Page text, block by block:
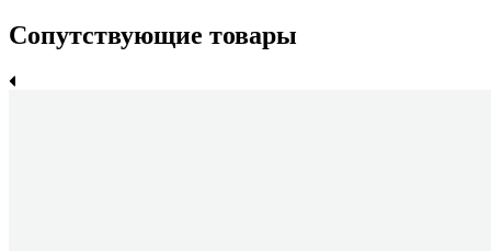
Сопутствующие товары